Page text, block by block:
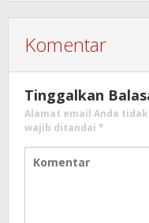
Komentar
Tinggalkan
Alamat email Anda
wajib ditandai *